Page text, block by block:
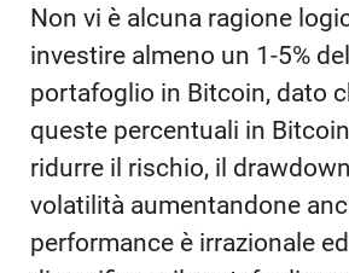
Non vi è alcuna ragione
investire almeno un 1-5%
portafoglio in Bitcoin, dato
queste percentuali in
ridurre il rischio, il
volatilità aumentandone
performance è irrazionale